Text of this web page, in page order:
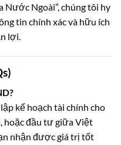
Nước Ngoài”, chúng tôi hy
tin chính xác và hữu ích
lợi.
kế hoạch tài chính cho
hoặc đầu tư giữa Việt
nhận được giá trị tốt